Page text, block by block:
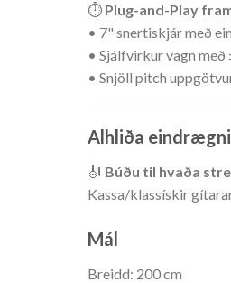
⏱️ Plug-and-Play
• 7" snertiskjár með
• Sjálfvirkur vagn
• Snjöll pitch
Alhliða eindrægni
🎻 Búðu til hvaða
Kassa/klassískir
Mál
Breidd: 200 cm